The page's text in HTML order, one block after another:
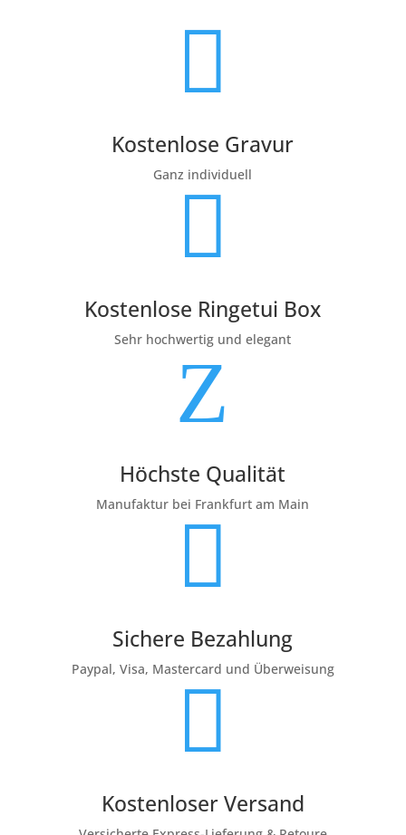

Kostenlose Gravur
Ganz individuell

Kostenlose Ringetui Box
Sehr hochwertig und elegant
Z
Höchste Qualität
Manufaktur bei Frankfurt am Main

Sichere Bezahlung
Paypal, Visa, Mastercard und Überweisung

Kostenloser Versand